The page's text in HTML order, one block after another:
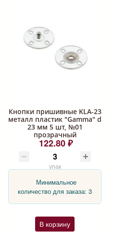
Кнопки пришивные KLA-23
металл пластик "Gamma" d
23 мм 5 шт, №01
прозрачный
122.80 ₽
упак
Минимальное
количество для заказа: 3
В корзину